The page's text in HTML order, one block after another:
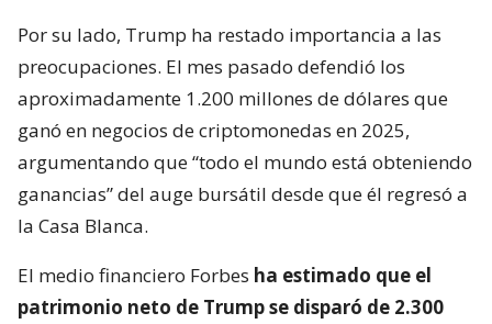
Por su lado, Trump ha restado importancia a las
preocupaciones. El mes pasado defendió los
aproximadamente 1.200 millones de dólares que
ganó en negocios de criptomonedas en 2025,
argumentando que “todo el mundo está obteniendo
ganancias” del auge bursátil desde que él regresó a
la Casa Blanca.
El medio financiero Forbes ha estimado que el
patrimonio neto de Trump se disparó de 2.300